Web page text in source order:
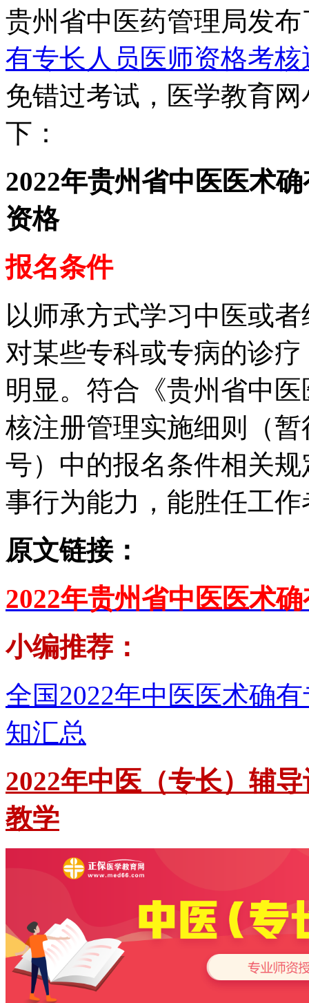
贵州省中医药管理局发布
有专长人员医师资格考核
免错过考试，医学教育
下：
2022年贵州省中医医术
资格
报名条件
以师承方式学习中医或
对某些专科或专病的诊
明显。符合《贵州省中
核注册管理实施细则（
号）中的报名条件相关
事行为能力，能胜任工作
原文链接：
2022年贵州省中医医术
小编推荐：
全国2022年中医医术确
知汇总
2022年中医（专长）辅
教学